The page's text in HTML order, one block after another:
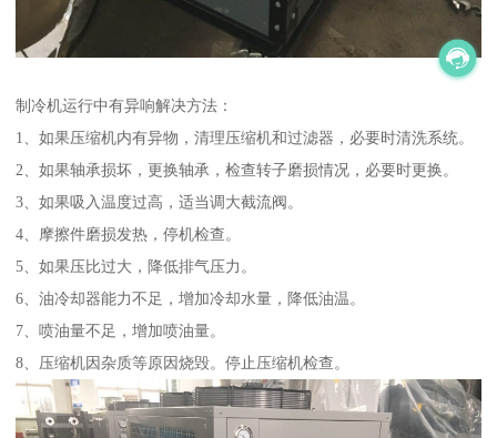
制冷机运行中有异响解决方法：
1、如果压缩机内有异物，清理压缩机和过滤器，必要时清洗系统。
2、如果轴承损坏，更换轴承，检查转子磨损情况，必要时更换。
3、如果吸入温度过高，适当调大截流阀。
4、摩擦件磨损发热，停机检查。
5、如果压比过大，降低排气压力。
6、油冷却器能力不足，增加冷却水量，降低油温。
7、喷油量不足，增加喷油量。
8、压缩机因杂质等原因烧毁。停止压缩机检查。